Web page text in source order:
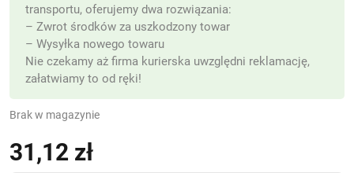
31,12 zł
Brak w magazynie
transportu, oferujemy dwa rozwiązania:
– Zwrot środków za uszkodzony towar
– Wysyłka nowego towaru
Nie czekamy aż firma kurierska uwzględni reklamację,
załatwiamy to od ręki!